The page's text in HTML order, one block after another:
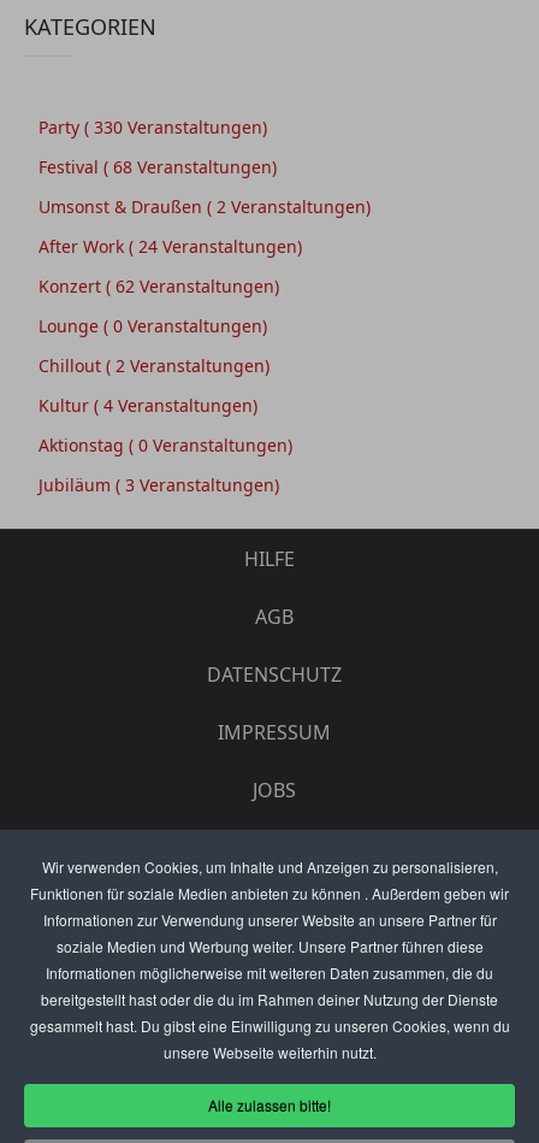
Wir verwenden Cookies, um Inhalte und Anzeigen zu personalisieren,
Funktionen für soziale Medien anbieten zu können . Außerdem geben wir
Informationen zur Verwendung unserer Website an unsere Partner für
soziale Medien und Werbung weiter. Unsere Partner führen diese
Informationen möglicherweise mit weiteren Daten zusammen, die du
bereitgestellt hast oder die du im Rahmen deiner Nutzung der Dienste
gesammelt hast. Du gibst eine Einwilligung zu unseren Cookies, wenn du
unsere Webseite weiterhin nutzt.
Alle zulassen bitte!
KATEGORIEN
Party ( 330 Veranstaltungen)
Festival ( 68 Veranstaltungen)
Umsonst & Draußen ( 2 Veranstaltungen)
After Work ( 24 Veranstaltungen)
Konzert ( 62 Veranstaltungen)
Lounge ( 0 Veranstaltungen)
Chillout ( 2 Veranstaltungen)
Kultur ( 4 Veranstaltungen)
Aktionstag ( 0 Veranstaltungen)
Jubiläum ( 3 Veranstaltungen)
HILFE
AGB
DATENSCHUTZ
IMPRESSUM
JOBS
ANZEIGEN PREISE
BEWERTET UNS
KONTAKT
THEMENVORSCHLAG
DEIN LOKAL VORSTELLEN